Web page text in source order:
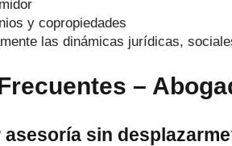
y copropiedades
las dinámicas jurídicas,
–
sin